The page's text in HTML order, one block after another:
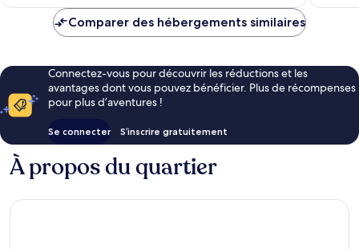
de
Comparer des hébergements similaires
Connectez-vous pour découvrir les réductions et les
avantages dont vous pouvez bénéficier. Plus de récompenses
pour plus d’aventures !
Se connecter S’inscrire gratuitement
À propos du quartier